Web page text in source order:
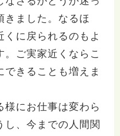
きました。なるほ
くに戻られるのもよ
。ご実家近くならこ
きることも増えま
様にお仕事は変わら
し、今までの人間関